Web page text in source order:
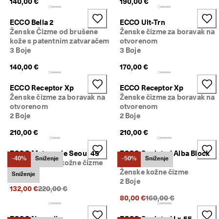
ECCO Bella 2
Ženske Čizme od brušene
kože s patentnim zatvaračem
3 Boje
140,00 €
ECCO Ult-Trn
Ženske čizme za boravak na
otvorenom
3 Boje
170,00 €
ECCO Receptor Xp
Ženske čizme za boravak na
otvorenom
2 Boje
210,00 €
ECCO Receptor Xp
Ženske čizme za boravak na
otvorenom
2 Boje
210,00 €
-40% Sniženje
Sniženje
ECCO Metropole Seoul 45
Ženske visoke kožne čizme
1 Boja
132,00 €Prethodna cijena {{price}}:
220,00 €
-50% Sniženje
ECCO Sculpted Alba Block
65
Ženske kožne čizme
2 Boje
80,00 €Prethodna cijena
160,00 €